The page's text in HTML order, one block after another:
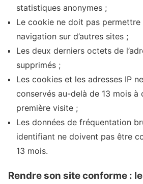
statistiques anonymes ;
Le cookie ne doit pas permettre
navigation sur d’autres sites ;
Les deux derniers octets de
supprimés ;
Les cookies et les adresses IP
conservés au-delà de 13 mois à
première visite ;
Les données de fréquentation
identifiant ne doivent pas être
13 mois.
Rendre son site conforme :